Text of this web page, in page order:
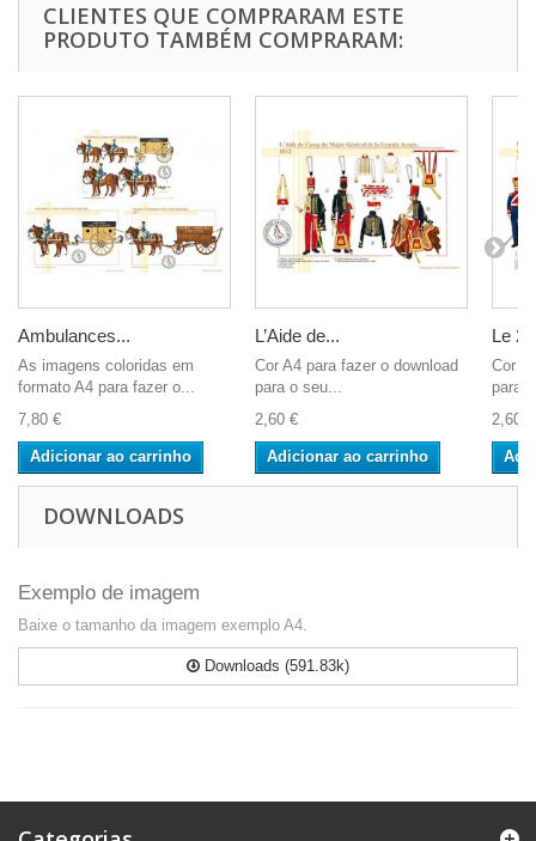
CLIENTES QUE COMPRARAM ESTE
PRODUTO TAMBÉM COMPRARAM:
Ambulances...
As imagens coloridas em
formato A4 para fazer o...
7,80 €
Adicionar ao carrinho
L’Aide de...
Cor A4 para fazer o download
para o seu...
2,60 €
Adicionar ao carrinho
Le
Cor
para
2,60 €
DOWNLOADS
Exemplo de imagem
Baixe o tamanho da imagem exemplo A4.
Downloads (591.83k)